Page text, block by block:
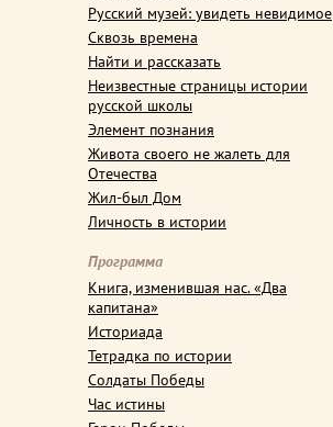
Русский музей: увидеть невидимое
Сквозь времена
Найти и рассказать
Неизвестные страницы истории
русской школы
Элемент познания
Живота своего не жалеть для
Отечества
Жил-был Дом
Личность в истории
Программа
Книга, изменившая нас. «Два
капитана»
Историада
Тетрадка по истории
Солдаты Победы
Час истины